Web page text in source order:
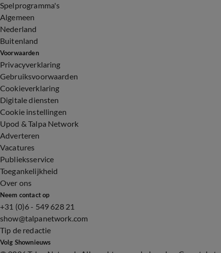
Spelprogramma's
Algemeen
Nederland
Buitenland
Voorwaarden
Privacyverklaring
Gebruiksvoorwaarden
Cookieverklaring
Digitale diensten
Cookie instellingen
Upod & Talpa Network
Adverteren
Vacatures
Publieksservice
Toegankelijkheid
Over ons
Neem contact op
+31 (0)6 - 549 628 21
show@talpanetwork.com
Tip de redactie
Volg Shownieuws